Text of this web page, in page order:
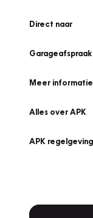
Direct naar
Garageafspraak
Meer informatie
Alles over APK
APK regelgeving